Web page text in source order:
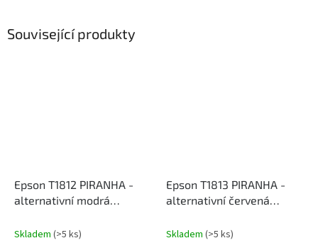
Související produkty
Epson T1812 PIRANHA -
alternativní modrá
Skladem (>5 ks)
Epson T1813 PIRANHA -
alternativní červená
Skladem (>5 ks)